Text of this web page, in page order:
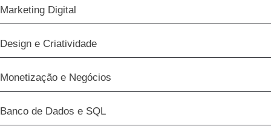
Marketing Digital
Design e Criatividade
Monetização e Negócios
Banco de Dados e SQL